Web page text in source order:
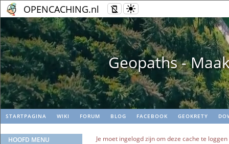
OPENCACHING.nl
Geopaths -
STARTPAGINA WIKI FORUM BLOG FACEBOOK GEOKRETY
HOOFD MENU
Je moet ingelogd zijn om deze cache te